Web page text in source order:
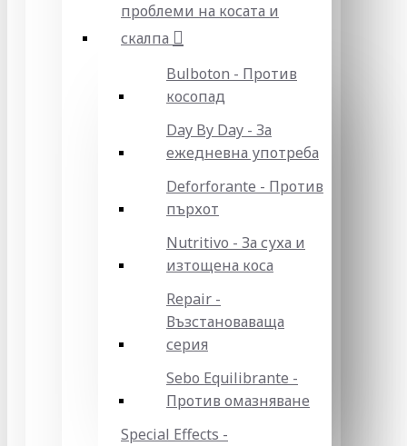
проблеми на косата и
скалпа
Bulboton - Против
косопад
Day By Day - За
ежедневна употреба
Deforforante - Против
пърхот
Nutritivo - За суха и
изтощена коса
Repair -
Възстановаваща
серия
Sebo Equilibrante -
Против омазняване
Special Effects -